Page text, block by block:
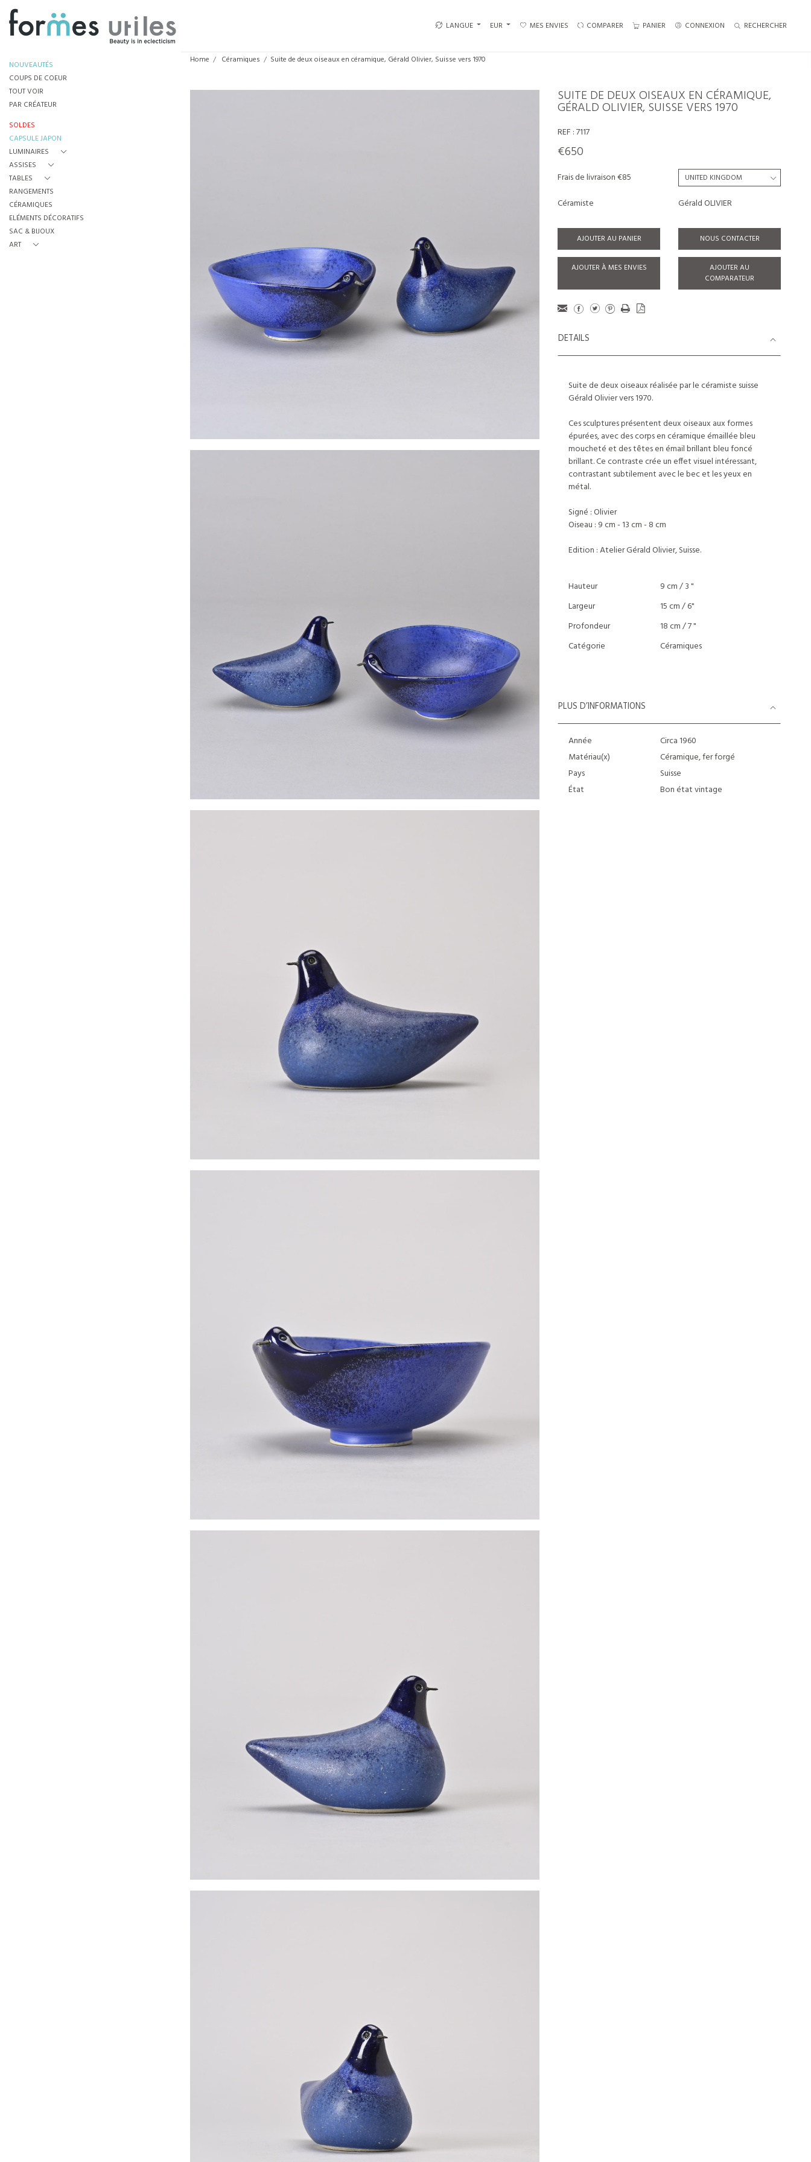
LANGUE EUR MES ENVIES COMPARER PANIER CONNEXION RECHERCHER
NOUVEAUTÉS
COUPS DE COEUR
TOUT VOIR
PAR CRÉATEUR
SOLDES
CAPSULE JAPON
LUMINAIRES
ASSISES
TABLES
RANGEMENTS
CÉRAMIQUES
ELÉMENTS DÉCORATIFS
SAC & BIJOUX
ART
Home Céramiques Suite de deux oiseaux en céramique, Gérald Olivier, Suisse vers 1970
SUITE DE DEUX OISEAUX EN CÉRAMIQUE,
GÉRALD OLIVIER, SUISSE VERS 1970
REF :7117
€650
Frais de livraison €85
Céramiste
Gérald OLIVIER
AJOUTER AU PANIER NOUS CONTACTER
AJOUTER À MES ENVIES
AJOUTER AU
COMPARATEUR
DETAILS
Suite de deux oiseaux réalisée par le céramiste suisse
Gérald Olivier vers 1970.
Ces sculptures présentent deux oiseaux aux formes
épurées, avec des corps en céramique émaillée bleu
moucheté et des têtes en émail brillant bleu foncé
brillant. Ce contraste crée un effet visuel intéressant,
contrastant subtilement avec le bec et les yeux en
métal.
Signé : Olivier
Oiseau : 9 cm - 13 cm - 8 cm
Edition : Atelier Gérald Olivier, Suisse.
Hauteur
9 cm / 3 "
Largeur
15 cm / 6"
Profondeur
18 cm / 7 "
Catégorie
Céramiques
PLUS D’INFORMATIONS
Année
Circa 1960
Matériau(x)
Céramique, fer forgé
Pays
Suisse
État
Bon état vintage